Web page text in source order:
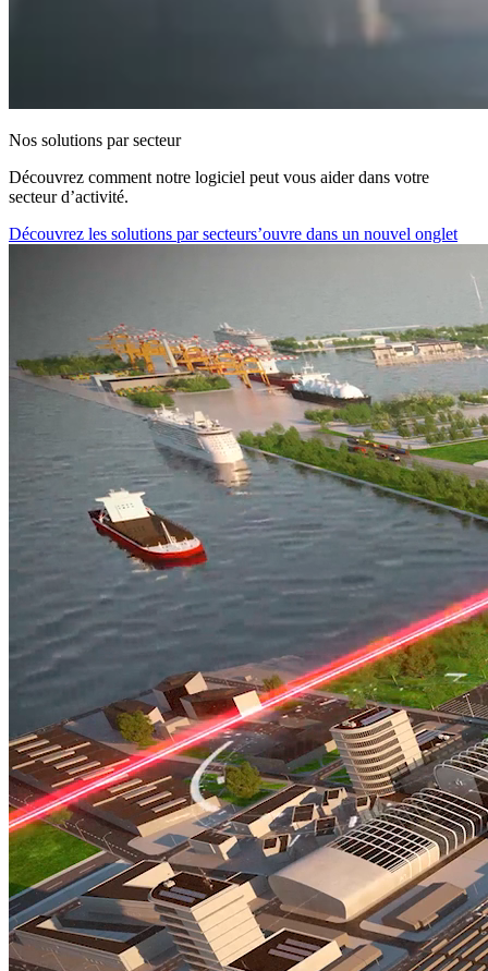
Nos solutions par secteur
Découvrez comment notre logiciel peut vous aider dans votre
secteur d’activité.
Découvrez les solutions par secteurs’ouvre dans un nouvel onglet